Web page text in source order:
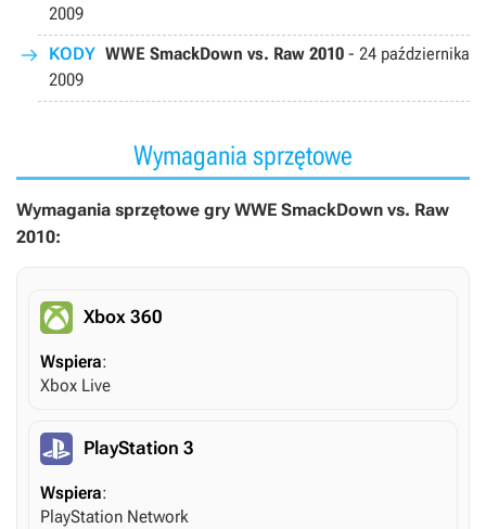
2009
KODY WWE SmackDown vs. Raw 2010 - 24 października
2009
Wymagania sprzętowe
Wymagania sprzętowe gry WWE SmackDown vs. Raw
2010:
Xbox 360
Wspiera:
Xbox Live
PlayStation 3
Wspiera:
PlayStation Network